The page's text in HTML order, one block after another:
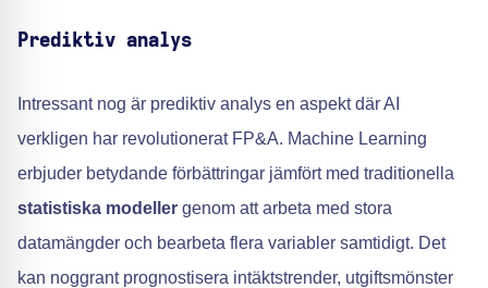
Prediktiv analys
Intressant nog är prediktiv analys en aspekt där AI
verkligen har revolutionerat FP&A. Machine Learning
erbjuder betydande förbättringar jämfört med traditionella
statistiska modeller genom att arbeta med stora
datamängder och bearbeta flera variabler samtidigt. Det
kan noggrant prognostisera intäktstrender, utgiftsmönster